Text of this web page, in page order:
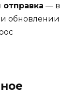
— в
обновлении